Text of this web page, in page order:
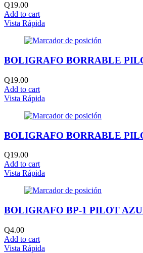
Q19.00
Add to cart
Vista Rápida
BOLIGRAFO BORRABLE
Q19.00
Add to cart
Vista Rápida
BOLIGRAFO BORRABLE
Q19.00
Add to cart
Vista Rápida
BOLIGRAFO BP-1 PILOT
Q4.00
Add to cart
Vista Rápida